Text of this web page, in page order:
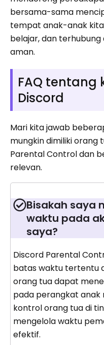
bersama-sama
tempat anak-anak
belajar, dan
aman.
FAQ
Discord
Mari kita jawab
mungkin dimiliki orang
Parental Control dan
relevan.
Bisakah saya
waktu pada
saya?
Discord Parental
batas waktu tertentu
orang tua dapat
pada perangkat
kontrol orang tua di
mengelola waktu
efektif.